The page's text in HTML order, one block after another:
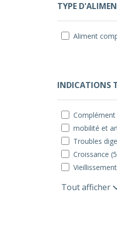
TYPE
Aliment
INDICATIONS
mobilité et
Troubles
Croissance
Tout afficher